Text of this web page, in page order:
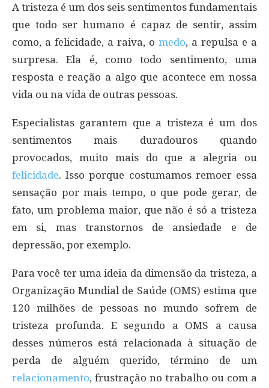
A tristeza é um dos seis sentimentos fundamentais
que todo ser humano é capaz de sentir, assim
como, a felicidade, a raiva, o medo, a repulsa e a
surpresa. Ela é, como todo sentimento, uma
resposta e reação a algo que acontece em nossa
vida ou na vida de outras pessoas.
Especialistas garantem que a tristeza é um dos
sentimentos mais duradouros quando
provocados, muito mais do que a alegria ou
felicidade. Isso porque costumamos remoer essa
sensação por mais tempo, o que pode gerar, de
fato, um problema maior, que não é só a tristeza
em si, mas transtornos de ansiedade e de
depressão, por exemplo.
Para você ter uma ideia da dimensão da tristeza, a
Organização Mundial de Saúde (OMS) estima que
120 milhões de pessoas no mundo sofrem de
tristeza profunda. E segundo a OMS a causa
desses números está relacionada à situação de
perda de alguém querido, término de um
relacionamento, frustração no trabalho ou com a